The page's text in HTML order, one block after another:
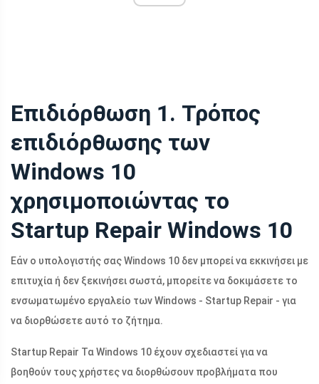
Επιδιόρθωση 1. Τρόπος
επιδιόρθωσης των
Windows 10
χρησιμοποιώντας το
Startup Repair Windows 10
Εάν ο υπολογιστής σας Windows 10 δεν μπορεί να εκκινήσει με
επιτυχία ή δεν ξεκινήσει σωστά, μπορείτε να δοκιμάσετε το
ενσωματωμένο εργαλείο των Windows - Startup Repair - για
να διορθώσετε αυτό το ζήτημα.
Startup Repair Τα Windows 10 έχουν σχεδιαστεί για να
βοηθούν τους χρήστες να διορθώσουν προβλήματα που